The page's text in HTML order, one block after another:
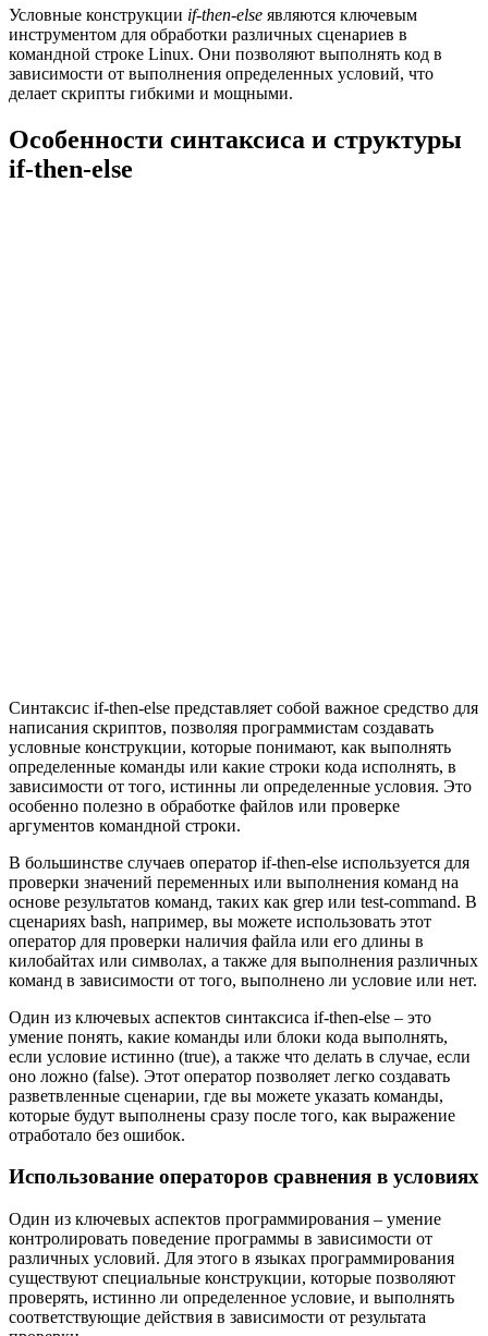
Условные конструкции if-then-else являются ключевым
инструментом для обработки различных сценариев в
командной строке Linux. Они позволяют выполнять код в
зависимости от выполнения определенных условий, что
делает скрипты гибкими и мощными.
Особенности синтаксиса и структуры
if-then-else
Синтаксис if-then-else представляет собой важное средство для
написания скриптов, позволяя программистам создавать
условные конструкции, которые понимают, как выполнять
определенные команды или какие строки кода исполнять, в
зависимости от того, истинны ли определенные условия. Это
особенно полезно в обработке файлов или проверке
аргументов командной строки.
В большинстве случаев оператор if-then-else используется для
проверки значений переменных или выполнения команд на
основе результатов команд, таких как grep или test-command. В
сценариях bash, например, вы можете использовать этот
оператор для проверки наличия файла или его длины в
килобайтах или символах, а также для выполнения различных
команд в зависимости от того, выполнено ли условие или нет.
Один из ключевых аспектов синтаксиса if-then-else – это
умение понять, какие команды или блоки кода выполнять,
если условие истинно (true), а также что делать в случае, если
оно ложно (false). Этот оператор позволяет легко создавать
разветвленные сценарии, где вы можете указать команды,
которые будут выполнены сразу после того, как выражение
отработало без ошибок.
Использование операторов сравнения в условиях
Один из ключевых аспектов программирования – умение
контролировать поведение программы в зависимости от
различных условий. Для этого в языках программирования
существуют специальные конструкции, которые позволяют
проверять, истинно ли определенное условие, и выполнять
соответствующие действия в зависимости от результата